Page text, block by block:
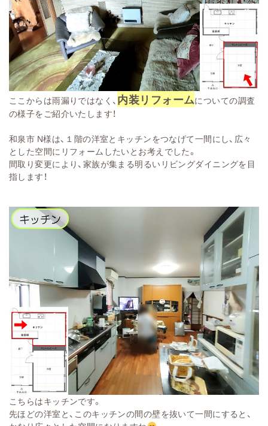
ここからは雨漏りではなく、 内装リフォームについての調査
の様子をご紹介いたします！
和泉市 N様は、１階の洋室とキッチンをつなげて一間にし、広々
とした空間にリフォームしたいとお考えでした。
間取り変更により、家族が集まる明るいリビングダイニングを目
指します！
こちらはキッチンです。
先ほどの洋室と、このキッチンの間の壁を抜いて一間にすると、